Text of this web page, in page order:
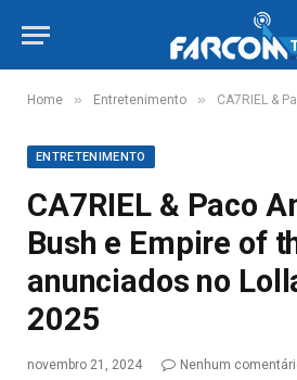
Home » Entretenimento » CA7RIEL & Paco Amoroso,
ENTRETENIMENTO
CA7RIEL & Paco
Bush e Empire of
anunciados no
2025
novembro 21, 2024 Nenhum